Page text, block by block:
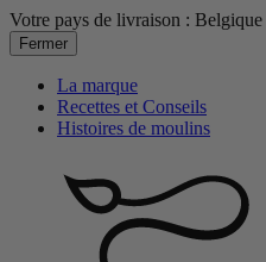
Votre pays de livraison : Belgique
Fermer
La marque
Recettes et Conseils
Histoires de moulins